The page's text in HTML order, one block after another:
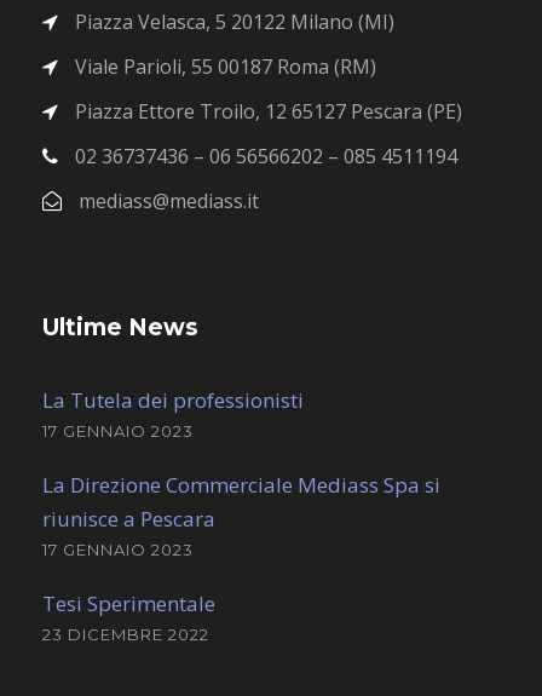
Piazza Velasca, 5 20122 Milano (MI)
Viale Parioli, 55 00187 Roma (RM)
Piazza Ettore Troilo, 12 65127 Pescara (PE)
02 36737436 – 06 56566202 – 085 4511194
mediass@mediass.it
Ultime News
La Tutela dei professionisti
17 GENNAIO 2023
La Direzione Commerciale Mediass Spa si
riunisce a Pescara
17 GENNAIO 2023
Tesi Sperimentale
23 DICEMBRE 2022